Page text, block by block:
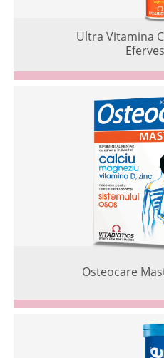
Ultra Vitamina
Osteocare